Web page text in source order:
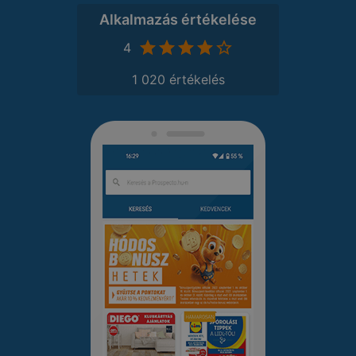
Alkalmazás értékelése
4
1 020 értékelés